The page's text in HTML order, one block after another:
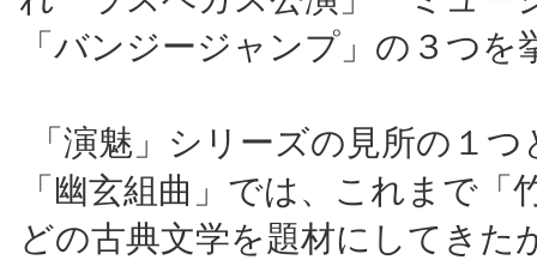
「バンジージャンプ」の３つを
「演魅」シリーズの見所の１
「幽玄組曲」では、これまで「
どの古典文学を題材にしてきた